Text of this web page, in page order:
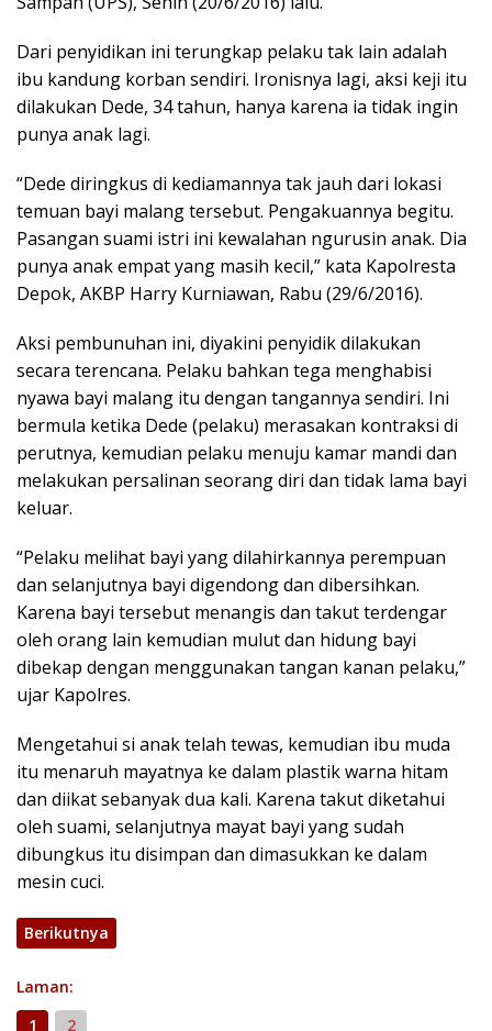
Dari penyidikan ini terungkap pelaku tak lain adalah
ibu kandung korban sendiri. Ironisnya lagi, aksi keji itu
dilakukan Dede, 34 tahun, hanya karena ia tidak ingin
punya anak lagi.
“Dede diringkus di kediamannya tak jauh dari lokasi
temuan bayi malang tersebut. Pengakuannya begitu.
Pasangan suami istri ini kewalahan ngurusin anak. Dia
punya anak empat yang masih kecil,” kata Kapolresta
Depok, AKBP Harry Kurniawan, Rabu (29/6/2016).
Aksi pembunuhan ini, diyakini penyidik dilakukan
secara terencana. Pelaku bahkan tega menghabisi
nyawa bayi malang itu dengan tangannya sendiri. Ini
bermula ketika Dede (pelaku) merasakan kontraksi di
perutnya, kemudian pelaku menuju kamar mandi dan
melakukan persalinan seorang diri dan tidak lama bayi
keluar.
“Pelaku melihat bayi yang dilahirkannya perempuan
dan selanjutnya bayi digendong dan dibersihkan.
Karena bayi tersebut menangis dan takut terdengar
oleh orang lain kemudian mulut dan hidung bayi
dibekap dengan menggunakan tangan kanan pelaku,”
ujar Kapolres.
Mengetahui si anak telah tewas, kemudian ibu muda
itu menaruh mayatnya ke dalam plastik warna hitam
dan diikat sebanyak dua kali. Karena takut diketahui
oleh suami, selanjutnya mayat bayi yang sudah
dibungkus itu disimpan dan dimasukkan ke dalam
mesin cuci.
Berikutnya
Laman:
1
2